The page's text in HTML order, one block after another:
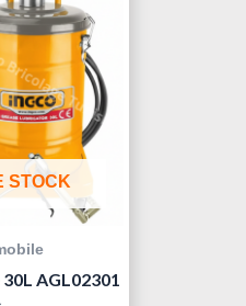
STOCK
AGL02301